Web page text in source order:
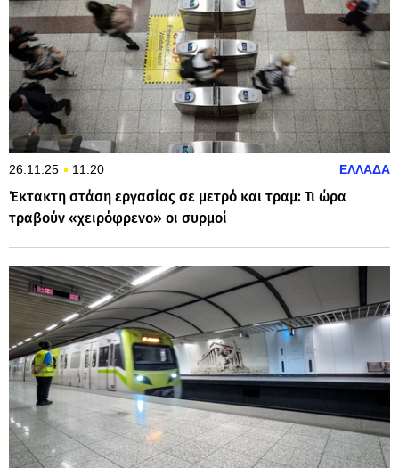
26.11.25 11:20 ΕΛΛΑΔΑ
Έκτακτη στάση εργασίας σε μετρό και τραμ: Τι ώρα
τραβούν «χειρόφρενο» οι συρμοί